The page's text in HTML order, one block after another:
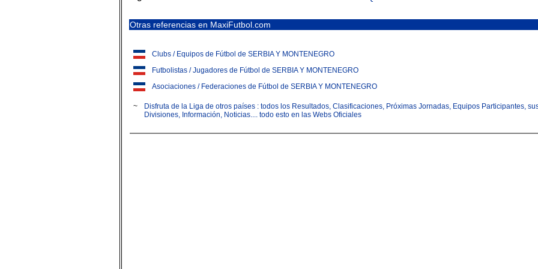
Otras referencias en MaxiFutbol.com
Clubs / Equipos de Fútbol de SERBIA Y MONTENEGRO
Futbolistas / Jugadores de Fútbol de SERBIA Y MONTENEGRO
Asociaciones / Federaciones de Fútbol de SERBIA Y MONTENEGRO
~
Disfruta de la Liga de otros países : todos los Resultados, Clasificaciones, Próximas Jornadas, Equipos Participantes,
Divisiones, Información, Noticias.... todo esto en las Webs Oficiales